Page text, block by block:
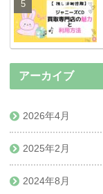
アーカイブ
2026年4月
2025年2月
2024年8月